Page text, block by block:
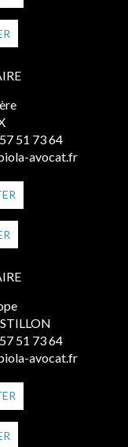
51 73 64
avocat.fr
51 73 64
avocat.fr